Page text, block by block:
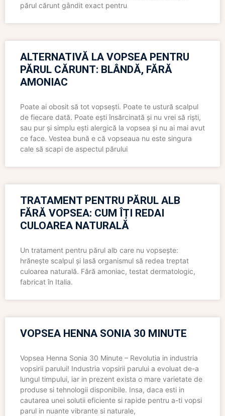
părul cărunt gândit exact pentru
ALTERNATIVĂ LA VOPSEA PENTRU
PĂRUL CĂRUNT: BLÂNDĂ, FĂRĂ
AMONIAC
Poate ai obosit să tot vopsești. Poate te ustură scalpul
de fiecare dată. Poate ești însărcinată și nu vrei să riști,
sau pur și simplu ești alergică la vopsea și nu ai mai avut
ce face. Vestea bună e că vopseaua nu este singura
cale să scapi de aspectul părului
TRATAMENT PENTRU PĂRUL ALB
FĂRĂ VOPSEA: CUM ÎȚI REDAI
CULOAREA NATURALĂ
Un tratament pentru părul alb care nu vopsește:
hrănește scalpul și lasă organismul să redea treptat
culoarea naturală. Fără amoniac, testat dermatologic,
fabricat în Italia.
VOPSEA HENNA SONIA 30 MINUTE
Vopsea Henna Sonia 30 Minute – Revolutia in industria
vopsirii parului! Industria vopsirii parului a evoluat de-a
lungul timpului, iar in prezent exista o mare varietate de
produse si tehnologii disponibile. Insa, daca esti in
cautarea unei solutii eficiente si rapide pentru a-ti vopsi
parul in nuante vibrante si naturale,